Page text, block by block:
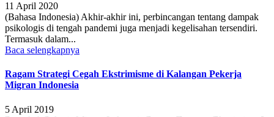
11 April 2020
(Bahasa Indonesia) Akhir-akhir ini, perbincangan tentang dampak
psikologis di tengah pandemi juga menjadi kegelisahan tersendiri.
Termasuk dalam...
Baca selengkapnya
Ragam Strategi Cegah Ekstrimisme di Kalangan Pekerja
Migran Indonesia
5 April 2019